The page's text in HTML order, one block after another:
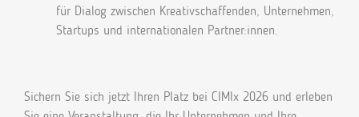
für Dialog zwischen Kreativschaffenden, Unternehmen,
Startups und internationalen Partner:innen.
Sichern Sie sich jetzt Ihren Platz bei CIMIx 2026 und erleben